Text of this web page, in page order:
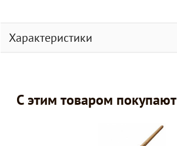
Характеристики
С этим товаром покупают